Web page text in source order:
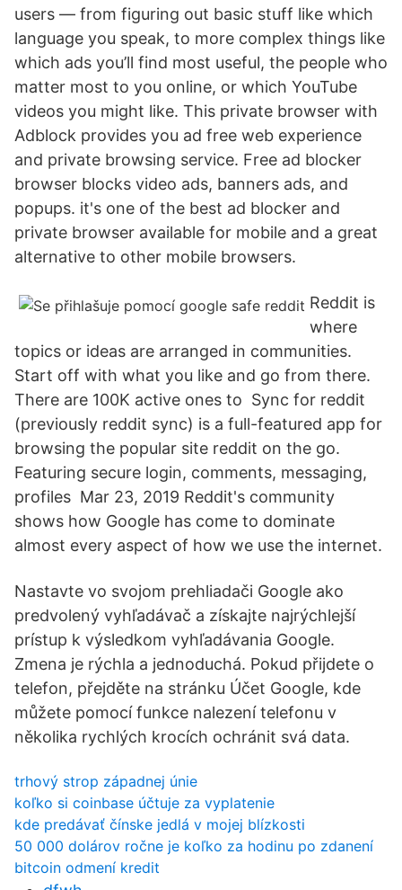
users — from figuring out basic stuff like which
language you speak, to more complex things like
which ads you’ll find most useful, the people who
matter most to you online, or which YouTube
videos you might like. This private browser with
Adblock provides you ad free web experience
and private browsing service. Free ad blocker
browser blocks video ads, banners ads, and
popups. it's one of the best ad blocker and
private browser available for mobile and a great
alternative to other mobile browsers.
Reddit is
where
topics or ideas are arranged in communities.
Start off with what you like and go from there.
There are 100K active ones to Sync for reddit
(previously reddit sync) is a full-featured app for
browsing the popular site reddit on the go.
Featuring secure login, comments, messaging,
profiles Mar 23, 2019 Reddit's community
shows how Google has come to dominate
almost every aspect of how we use the internet.
Nastavte vo svojom prehliadači Google ako
predvolený vyhľadávač a získajte najrýchlejší
prístup k výsledkom vyhľadávania Google.
Zmena je rýchla a jednoduchá. Pokud přijdete o
telefon, přejděte na stránku Účet Google, kde
můžete pomocí funkce nalezení telefonu v
několika rychlých krocích ochránit svá data.
trhový strop západnej únie
koľko si coinbase účtuje za vyplatenie
kde predávať čínske jedlá v mojej blízkosti
50 000 dolárov ročne je koľko za hodinu po zdanení
bitcoin odmení kredit